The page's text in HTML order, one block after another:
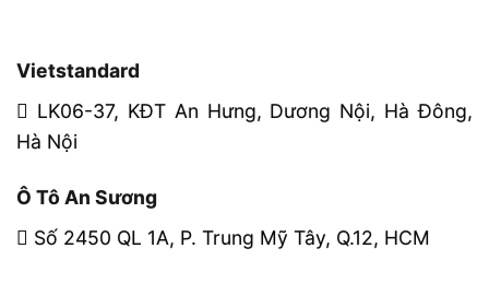
Vietstandard
LK06-37, KĐT An Hưng, Dương Nội, Hà Đông,
Hà Nội
Ô Tô An Sương
Số 2450 QL 1A, P. Trung Mỹ Tây, Q.12, HCM